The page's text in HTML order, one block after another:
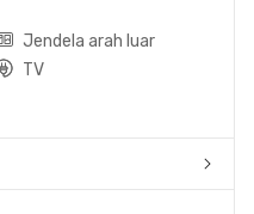
Jendela arah luar
TV